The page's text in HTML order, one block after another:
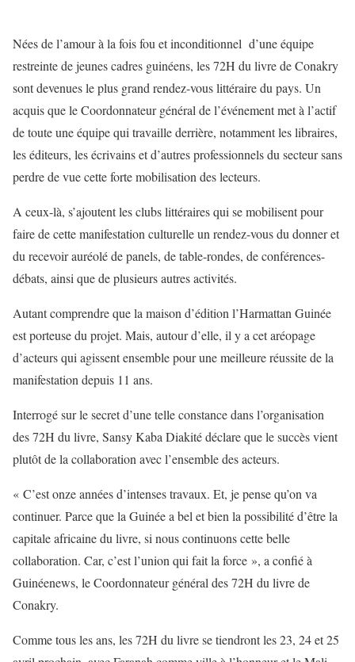
Nées de l’amour à la fois fou et inconditionnel d’une équipe
restreinte de jeunes cadres guinéens, les 72H du livre de Conakry
sont devenues le plus grand rendez-vous littéraire du pays. Un
acquis que le Coordonnateur général de l’événement met à l’actif
de toute une équipe qui travaille derrière, notamment les libraires,
les éditeurs, les écrivains et d’autres professionnels du secteur sans
perdre de vue cette forte mobilisation des lecteurs.
A ceux-là, s’ajoutent les clubs littéraires qui se mobilisent pour
faire de cette manifestation culturelle un rendez-vous du donner et
du recevoir auréolé de panels, de table-rondes, de conférences-
débats, ainsi que de plusieurs autres activités.
Autant comprendre que la maison d’édition l’Harmattan Guinée
est porteuse du projet. Mais, autour d’elle, il y a cet aréopage
d’acteurs qui agissent ensemble pour une meilleure réussite de la
manifestation depuis 11 ans.
Interrogé sur le secret d’une telle constance dans l’organisation
des 72H du livre, Sansy Kaba Diakité déclare que le succès vient
plutôt de la collaboration avec l’ensemble des acteurs.
« C’est onze années d’intenses travaux. Et, je pense qu’on va
continuer. Parce que la Guinée a bel et bien la possibilité d’être la
capitale africaine du livre, si nous continuons cette belle
collaboration. Car, c’est l’union qui fait la force », a confié à
Guinéenews, le Coordonnateur général des 72H du livre de
Conakry.
Comme tous les ans, les 72H du livre se tiendront les 23, 24 et 25